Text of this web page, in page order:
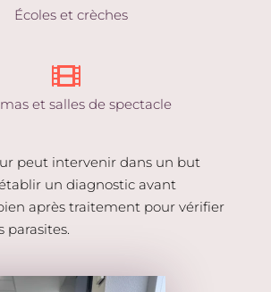
Écoles et crèches
et salles de spectacle
peut intervenir dans un but
un diagnostic avant
après traitement pour vérifier
parasites.